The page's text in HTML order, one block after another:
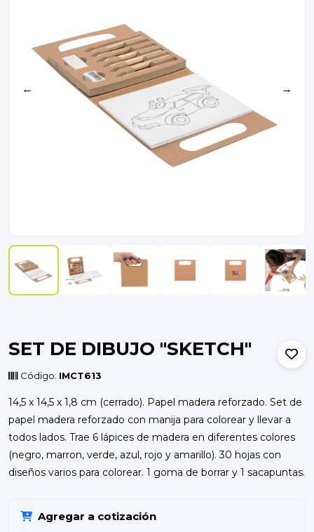
← →
SET DE DIBUJO "SKETCH"
Código: IMCT613
14,5 x 14,5 x 1,8 cm (cerrado). Papel madera reforzado. Set de
papel madera reforzado con manija para colorear y llevar a
todos lados. Trae 6 lápices de madera en diferentes colores
(negro, marron, verde, azul, rojo y amarillo). 30 hojas con
diseños varios para colorear. 1 goma de borrar y 1 sacapuntas.
Agregar a cotización